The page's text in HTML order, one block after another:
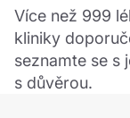
Více než 999
kliniky
seznamte se s
s důvěrou.